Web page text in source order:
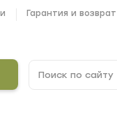
Гарантия и возврат